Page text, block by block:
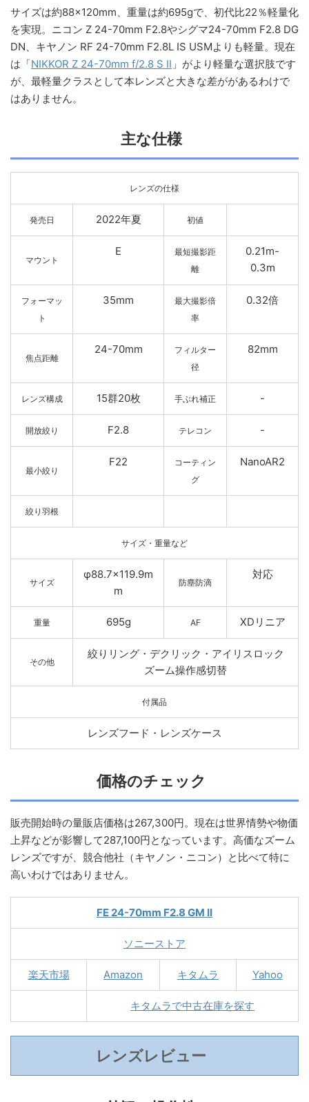
サイズは約88×120mm、重量は約695gで、初代比22％軽量化
を実現。ニコン Z 24-70mm F2.8やシグマ24-70mm F2.8 DG
DN、キヤノン RF 24-70mm F2.8L IS USMよりも軽量。現在
は「NIKKOR Z 24-70mm f/2.8 S II 」がより軽量な選択肢です
が、最軽量クラスとして本レンズと大きな差ががあるわけで
はありません。
主な仕様
レンズの仕様
発売日 2022年夏 初値
マウント
E
最短撮影距
離
0.21m-
0.3m
フォーマッ
ト
35mm
最大撮影倍
率
0.32倍
焦点距離
24-70mm
フィルター
径
82mm
レンズ構成 15群20枚 手ぶれ補正 -
開放絞り F2.8 テレコン -
最小絞り
F22
コーティン
グ
NanoAR2
絞り羽根
サイズ・重量など
サイズ
φ88.7×119.9m
m
防塵防滴
対応
重量 695g AF XDリニア
その他
絞りリング・デクリック・アイリスロック
ズーム操作感切替
付属品
レンズフード・レンズケース
価格のチェック
販売開始時の量販店価格は267,300円。現在は世界情勢や物価
上昇などが影響して287,100円となっています。高価なズーム
レンズですが、競合他社（キヤノン・ニコン）と比べて特に
高いわけではありません。
FE 24-70mm F2.8 GM II
ソニーストア
楽天市場 Amazon キタムラ Yahoo
キタムラで中古在庫を探す
レンズレビュー